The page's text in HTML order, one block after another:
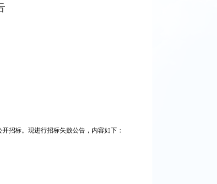
开招标。现进行招标失败公告，内容如下：